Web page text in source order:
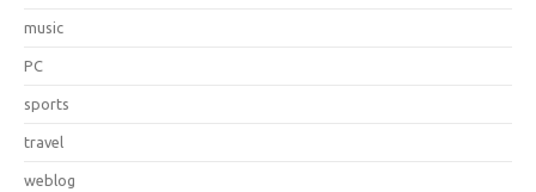
music
PC
sports
travel
weblog